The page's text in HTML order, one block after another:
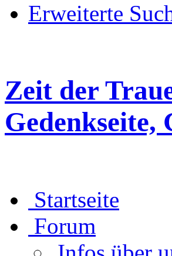
Erweiterte
Zeit der
Gedenkseite,
Startseite
Forum